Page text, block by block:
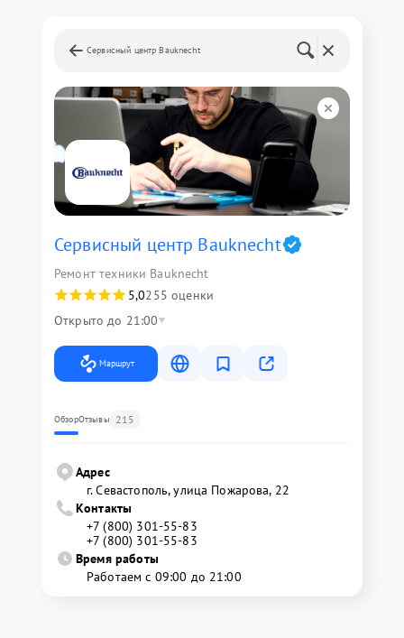
Сервисный центр Bauknecht
Сервисный центр Bauknecht
Ремонт техники Bauknecht
5,0255 оценки
Открыто до 21:00
Маршрут
ОбзорОтзывы 215
Адрес
г. Севастополь, улица Пожарова, 22
Контакты
+7 (800) 301-55-83
+7 (800) 301-55-83
Время работы
Работаем с 09:00 до 21:00